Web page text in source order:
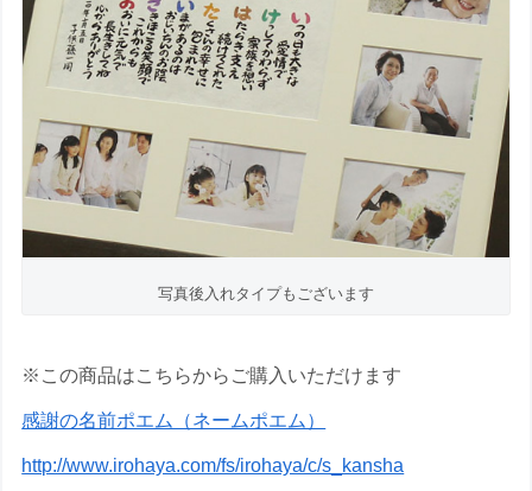
写真後入れタイプもございます
※この商品はこちらからご購入いただけます
感謝の名前ポエム（ネームポエム）
http://www.irohaya.com/fs/irohaya/c/s_kansha